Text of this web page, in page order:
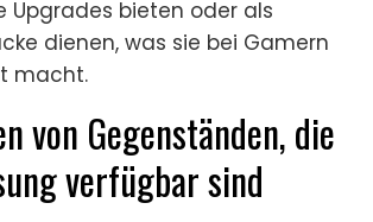
Upgrades bieten oder als
dienen, was sie bei Gamern
macht.
von Gegenständen, die
verfügbar sind